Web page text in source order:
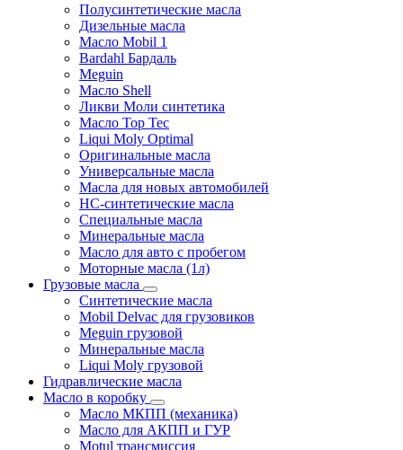
Полусинтетические масла
Дизельные масла
Масло Mobil 1
Bardahl Бардаль
Meguin
Масло Shell
Ликви Моли синтетика
Масло Top Tec
Liqui Moly Optimal
Оригинальные масла
Универсальные масла
Масла для новых автомобилей
HC-синтетические масла
Специальные масла
Минеральные масла
Масло для авто с пробегом
Моторные масла (1л)
Грузовые масла
Синтетические масла
Mobil Delvac для грузовиков
Meguin грузовой
Минеральные масла
Liqui Moly грузовой
Гидравлические масла
Масло в коробку
Масло МКПП (механика)
Масло для АКПП и ГУР
Motul трансмиссия